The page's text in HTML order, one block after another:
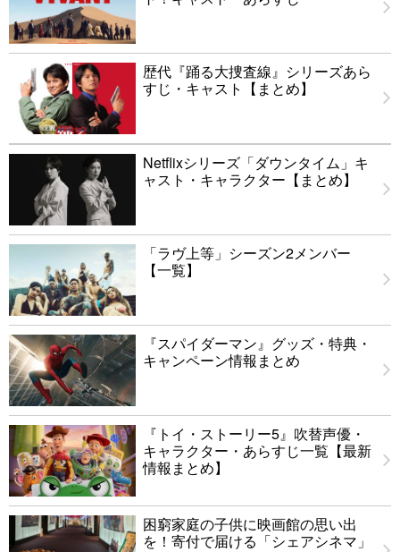
歴代『踊る大捜査線』シリーズあら
すじ・キャスト【まとめ】
Netflixシリーズ「ダウンタイム」キ
ャスト・キャラクター【まとめ】
「ラヴ上等」シーズン2メンバー
【一覧】
『スパイダーマン』グッズ・特典・
キャンペーン情報まとめ
『トイ・ストーリー5』吹替声優・
キャラクター・あらすじ一覧【最新
情報まとめ】
困窮家庭の子供に映画館の思い出
を！寄付で届ける「シェアシネマ」